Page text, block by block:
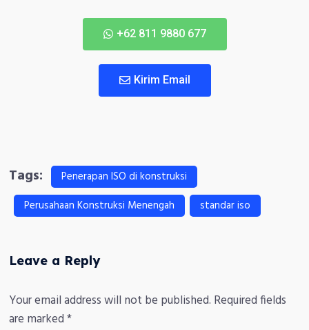
+62 811 9880 677
Kirim Email
Tags:
Penerapan ISO di konstruksi
Perusahaan Konstruksi Menengah
standar iso
Leave a Reply
Your email address will not be published. Required fields
are marked*